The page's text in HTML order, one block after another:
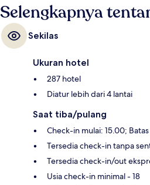
makan malam. Keunggulan lain di hotel
bar/lounge, teras rooftop, dan bar
dengan staf.
Selengkapnya
Sekilas
Ukuran hotel
287 hotel
Diatur lebih dari 4 lantai
Saat tiba/pulang
Check-in mulai: 15.00;
Tersedia check-in tanpa
Tersedia check-in/out
Usia check-in minimal - 18